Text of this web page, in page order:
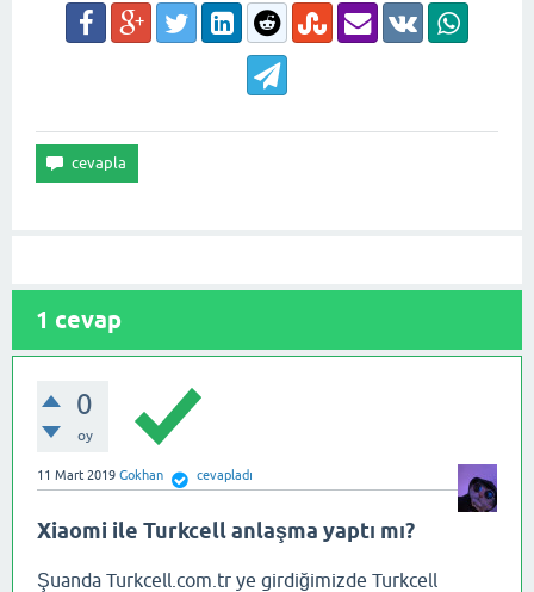
1 cevap
0
oy
11 Mart 2019 Gokhan cevapladı
Xiaomi ile Turkcell anlaşma yaptı mı?
Şuanda Turkcell.com.tr ye girdiğimizde Turkcell